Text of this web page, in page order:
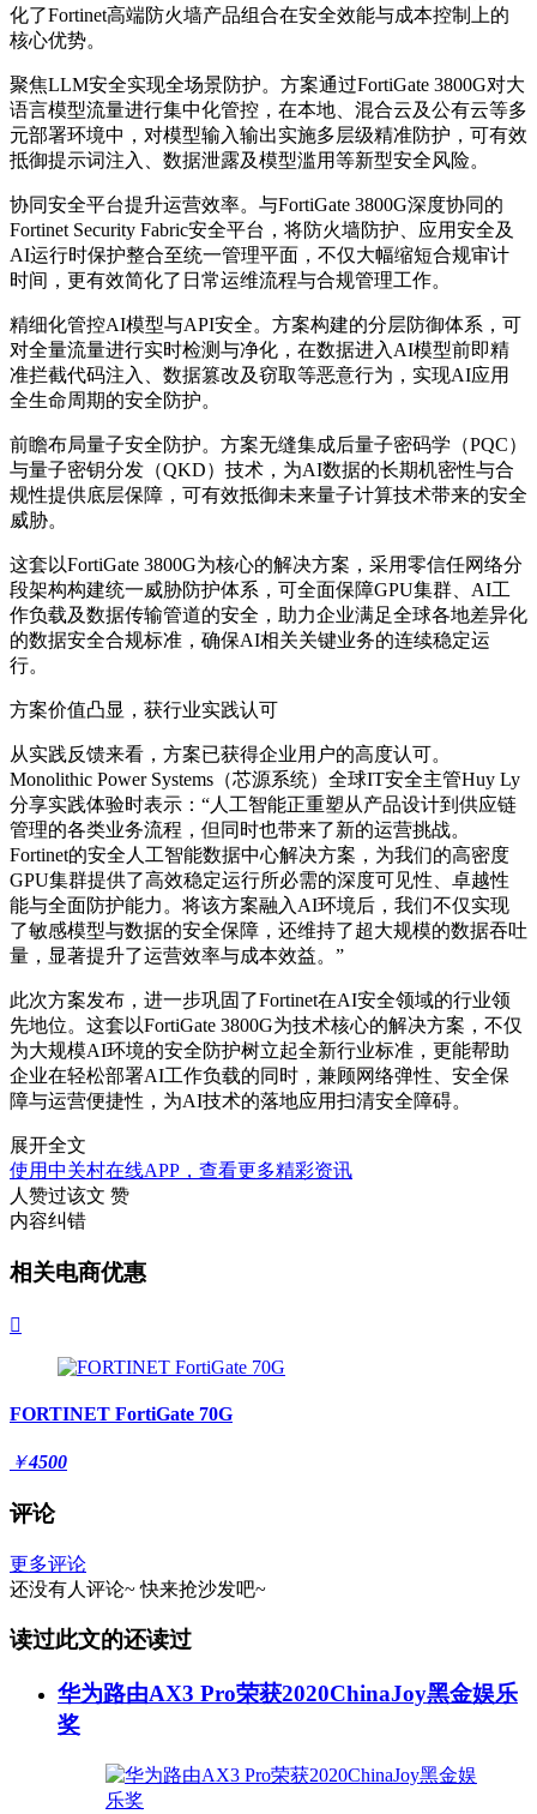
化了Fortinet高端防火墙产品组合在安全效能与成本控制上的
核心优势。
聚焦LLM安全实现全场景防护。 方案通过FortiGate 3800G对大
语言模型流量进行集中化管控，在本地、混合云及公有云等多
元部署环境中，对模型输入输出实施多层级精准防护，可有效
抵御提示词注入、数据泄露及模型滥用等新型安全风险。
协同安全平台提升运营效率。 与FortiGate 3800G深度协同的
Fortinet Security Fabric安全平台，将防火墙防护、应用安全及
AI运行时保护整合至统一管理平面，不仅大幅缩短合规审计
时间，更有效简化了日常运维流程与合规管理工作。
精细化管控AI模型与API安全。 方案构建的分层防御体系，可
对全量流量进行实时检测与净化，在数据进入AI模型前即精
准拦截代码注入、数据篡改及窃取等恶意行为，实现AI应用
全生命周期的安全防护。
前瞻布局量子安全防护。 方案无缝集成后量子密码学（PQC）
与量子密钥分发（QKD）技术，为AI数据的长期机密性与合
规性提供底层保障，可有效抵御未来量子计算技术带来的安全
威胁。
这套以FortiGate 3800G为核心的解决方案，采用零信任网络分
段架构构建统一威胁防护体系，可全面保障GPU集群、AI工
作负载及数据传输管道的安全，助力企业满足全球各地差异化
的数据安全合规标准，确保AI相关关键业务的连续稳定运
行。
方案价值凸显，获行业实践认可
从实践反馈来看，方案已获得企业用户的高度认可。
Monolithic Power Systems（芯源系统）全球IT安全主管Huy Ly
分享实践体验时表示：“人工智能正重塑从产品设计到供应链
管理的各类业务流程，但同时也带来了新的运营挑战。
Fortinet的安全人工智能数据中心解决方案，为我们的高密度
GPU集群提供了高效稳定运行所必需的深度可见性、卓越性
能与全面防护能力。将该方案融入AI环境后，我们不仅实现
了敏感模型与数据的安全保障，还维持了超大规模的数据吞吐
量，显著提升了运营效率与成本效益。”
此次方案发布，进一步巩固了Fortinet在AI安全领域的行业领
先地位。这套以FortiGate 3800G为技术核心的解决方案，不仅
为大规模AI环境的安全防护树立起全新行业标准，更能帮助
企业在轻松部署AI工作负载的同时，兼顾网络弹性、安全保
障与运营便捷性，为AI技术的落地应用扫清安全障碍。
展开全文
使用中关村在线APP，查看更多精彩资讯
人赞过该文 赞
内容纠错
相关电商优惠

FORTINET FortiGate 70G
￥4500
评论
更多评论
还没有人评论~ 快来抢沙发吧~
读过此文的还读过
华为路由AX3 Pro荣获2020ChinaJoy黑金娱乐
奖